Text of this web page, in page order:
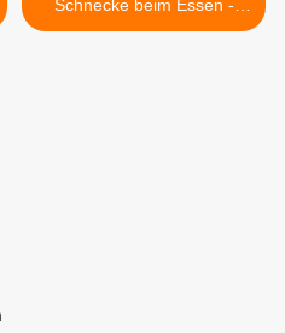
Schnecke beim Essen -
Elisabeth Tova Bailey >